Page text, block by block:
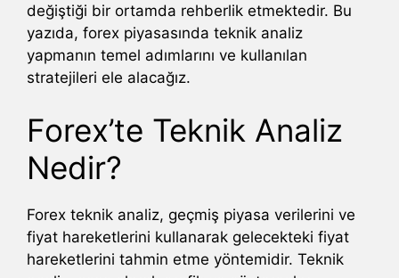
değiştiği bir ortamda rehberlik etmektedir. Bu
yazıda, forex piyasasında teknik analiz
yapmanın temel adımlarını ve kullanılan
stratejileri ele alacağız.
Forex’te Teknik Analiz
Nedir?
Forex teknik analiz, geçmiş piyasa verilerini ve
fiyat hareketlerini kullanarak gelecekteki fiyat
hareketlerini tahmin etme yöntemidir. Teknik